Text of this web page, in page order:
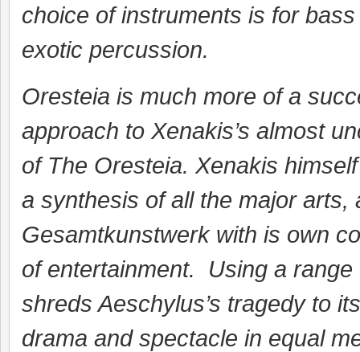
choice of instruments is for
exotic percussion.
Oresteia is much more of a
approach to Xenakis’s almost
of The Oresteia. Xenakis
a synthesis of all the major
Gesamtkunstwerk with is own
of entertainment. Using a
shreds Aeschylus’s tragedy to
drama and spectacle in equal